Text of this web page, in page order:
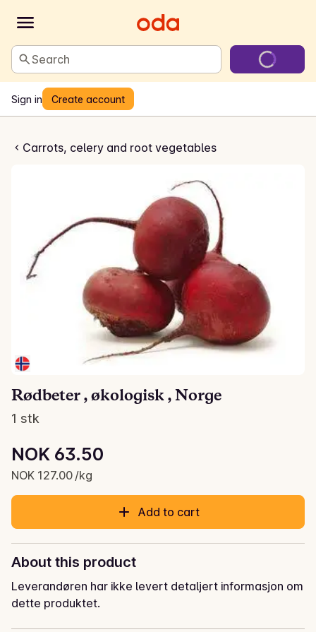
Search
Sign in Create account
Carrots, celery and root vegetables
, Norge
Rødbeter , økologisk , Norge
1 stk
Current price is: NOK 63.50
NOK 63.50
NOK 127.00 /kg
Unit price: NOK 127.00 /kg
Add to cart
About this product
Leverandøren har ikke levert detaljert informasjon om
dette produktet.